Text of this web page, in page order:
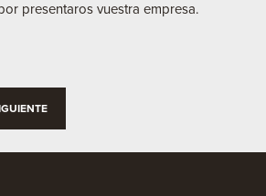
presentaros vuestra empresa.